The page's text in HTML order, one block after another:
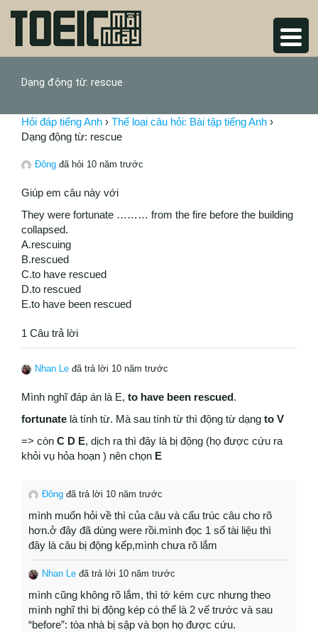
Dạng động từ: rescue
Hỏi đáp tiếng Anh › Thể loại câu hỏi: Bài tập tiếng Anh ›
Dạng động từ: rescue
Đông đã hỏi 10 năm trước
Giúp em câu này với
They were fortunate ……… from the fire before the building
collapsed.
A.rescuing
B.rescued
C.to have rescued
D.to rescued
E.to have been rescued
1 Câu trả lời
Nhan Le đã trả lời 10 năm trước
Mình nghĩ đáp án là E, to have been rescued.
fortunate là tính từ. Mà sau tính từ thì động từ dạng to V
=> còn C D E, dịch ra thì đây là bị động (họ được cứu ra
khỏi vụ hỏa hoạn ) nên chọn E
Đông đã trả lời 10 năm trước
mình muốn hỏi về thì của câu và cấu trúc câu cho rõ
hơn.ở đây đã dùng were rồi.mình đọc 1 số tài liệu thì
đây là câu bị động kếp,mình chưa rõ lắm
Nhan Le đã trả lời 10 năm trước
mình cũng không rõ lắm, thì tớ kém cực nhưng theo
mình nghĩ thì bị động kép có thể là 2 vế trước và sau
“before”: tòa nhà bị sập và bọn họ được cứu.